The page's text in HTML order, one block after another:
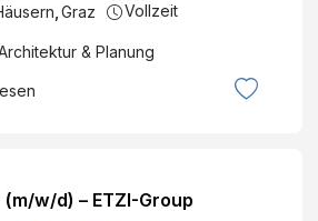
Graz Vollzeit
& Planung
w/d) – ETZI-Group